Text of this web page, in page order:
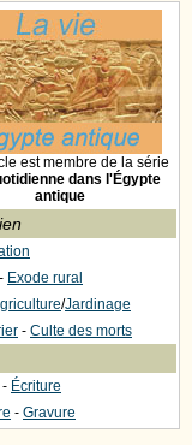
est membre de la série
dans l'Égypte
antique
Exode rural
/Jardinage
- Culte des morts
- Écriture
- Gravure